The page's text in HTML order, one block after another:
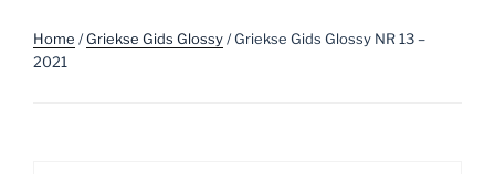
Home /Griekse Gids Glossy/ Griekse Gids Glossy NR 13 –
2021